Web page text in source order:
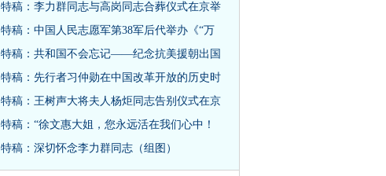
特稿：李力群同志与高岗同志合葬仪式在京举
特稿：中国人民志愿军第38军后代举办《“万
特稿：共和国不会忘记——纪念抗美援朝出国
特稿：先行者习仲勋在中国改革开放的历史时
特稿：王树声大将夫人杨炬同志告别仪式在京
特稿：“徐文惠大姐，您永远活在我们心中！
特稿：深切怀念李力群同志（组图）